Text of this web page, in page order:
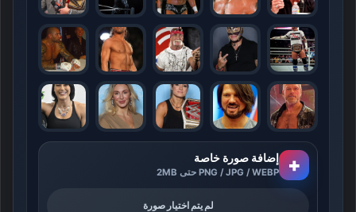
+ إضافة صورة خاصة
PNG / JPG / WEBP حتى 2MB
لم يتم اختيار صورة